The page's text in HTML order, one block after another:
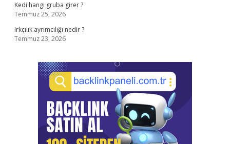
Kedi hangi gruba girer ?
Temmuz 25, 2026
Irkçılık ayrımcılığı nedir ?
Temmuz 23, 2026